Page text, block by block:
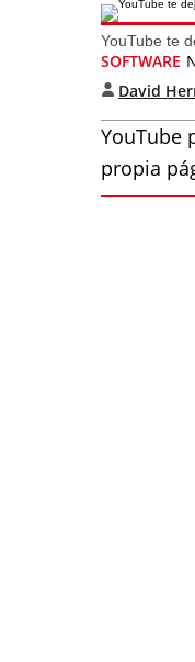
YouTube te
SOFTWARE
David
YouTube
propia